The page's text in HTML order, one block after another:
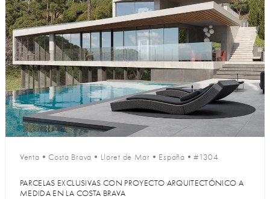
Venta •Costa Brava • Lloret de Mar • España •#1304
PARCELAS EXCLUSIVAS CON PROYECTO ARQUITECTÓNICO A
MEDIDA EN LA COSTA BRAVA